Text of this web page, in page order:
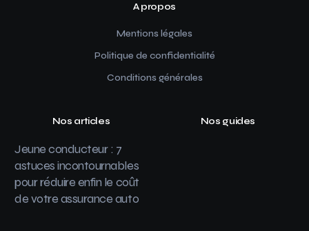
A propos
Mentions légales
Politique de confidentialité
Conditions générales
Nos articles
Jeune conducteur : 7
astuces incontournables
pour réduire enfin le coût
de votre assurance auto
Nos guides